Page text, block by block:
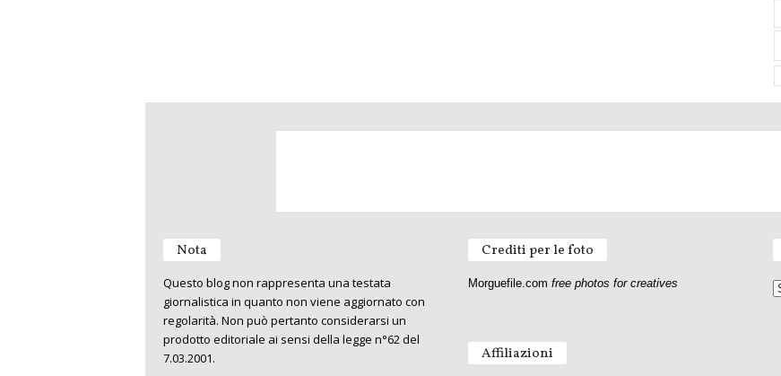
Nota
Questo blog non rappresenta una testata
giornalistica in quanto non viene aggiornato con
regolarità. Non può pertanto considerarsi un
prodotto editoriale ai sensi della legge n°62 del
7.03.2001.
Crediti per le foto
Morguefile.com free photos for creatives
Affiliazioni